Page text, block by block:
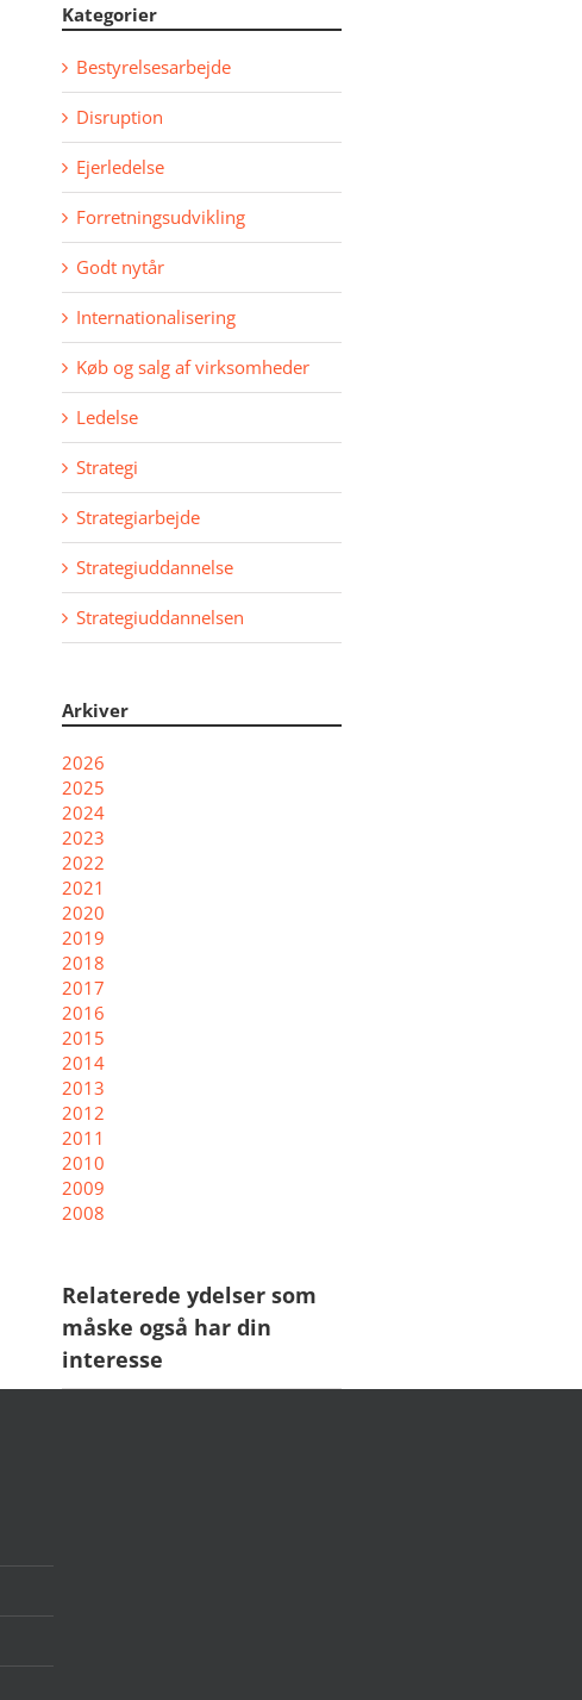
Kategorier
Bestyrelsesarbejde
Disruption
Ejerledelse
Forretningsudvikling
Godt nytår
Internationalisering
Køb og salg af virksomheder
Ledelse
Strategi
Strategiarbejde
Strategiuddannelse
Strategiuddannelsen
Arkiver
2026
2025
2024
2023
2022
2021
2020
2019
2018
2017
2016
2015
2014
2013
2012
2011
2010
2009
2008
Relaterede ydelser som
måske også har din
interesse